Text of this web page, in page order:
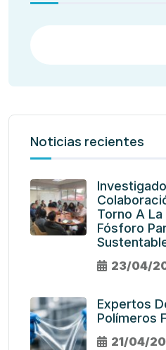
Noticias recientes
Torno A
Fósforo
23/04/
Expertos
Polímeros
21/04/